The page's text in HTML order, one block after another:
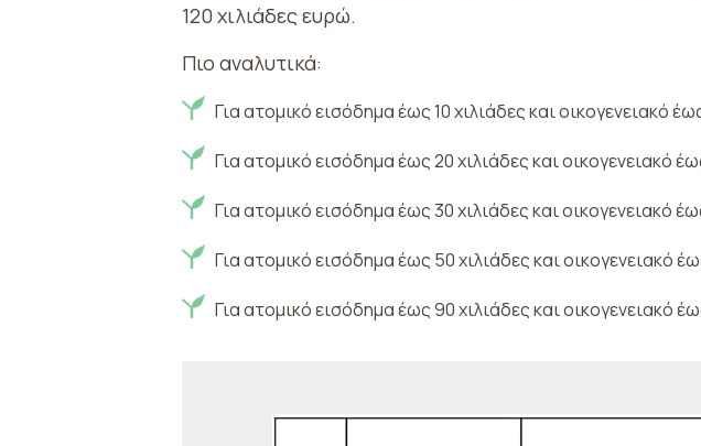
120 χιλιάδες ευρώ.
Πιο αναλυτικά:
Για ατομικό εισόδημα έως 10 χιλιάδες και οικογενειακό
Για ατομικό εισόδημα έως 20 χιλιάδες και οικογενειακό
Για ατομικό εισόδημα έως 30 χιλιάδες και οικογενειακό
Για ατομικό εισόδημα έως 50 χιλιάδες και οικογενειακό
Για ατομικό εισόδημα έως 90 χιλιάδες και οικογενειακό